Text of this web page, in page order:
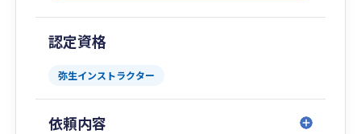
本金100万円にて設立。
認定資格
弥生インストラクター
依頼内容